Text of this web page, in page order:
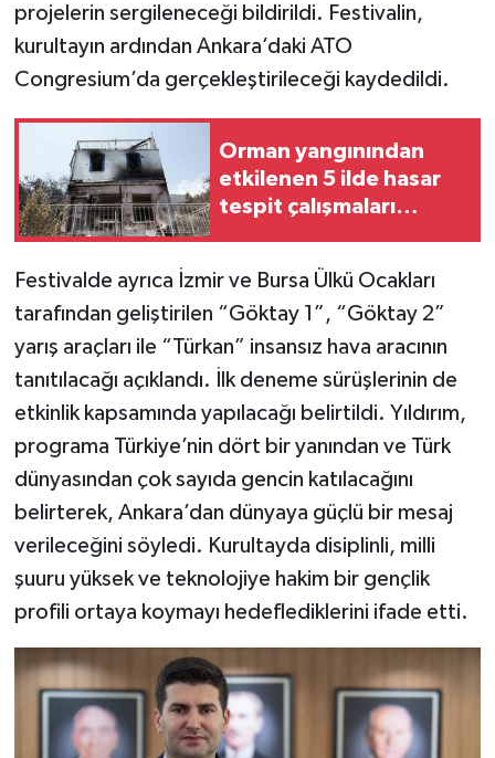
projelerin sergileneceği bildirildi. Festivalin,
kurultayın ardından Ankara’daki ATO
Congresium’da gerçekleştirileceği kaydedildi.
Orman yangınından
etkilenen 5 ilde hasar
tespit çalışmaları
Festivalde ayrıca İzmir ve Bursa Ülkü Ocakları
tarafından geliştirilen “Göktay 1”, “Göktay 2”
yarış araçları ile “Türkan” insansız hava aracının
tanıtılacağı açıklandı. İlk deneme sürüşlerinin de
etkinlik kapsamında yapılacağı belirtildi. Yıldırım,
programa Türkiye’nin dört bir yanından ve Türk
dünyasından çok sayıda gencin katılacağını
belirterek, Ankara’dan dünyaya güçlü bir mesaj
verileceğini söyledi. Kurultayda disiplinli, milli
şuuru yüksek ve teknolojiye hakim bir gençlik
profili ortaya koymayı hedeflediklerini ifade etti.